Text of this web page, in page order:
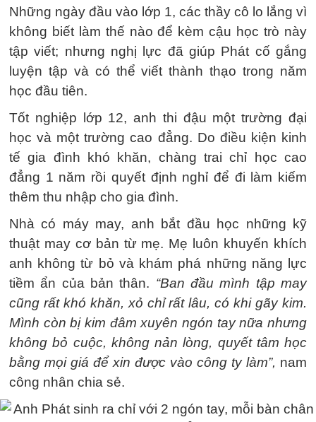
Những ngày đầu vào lớp 1, các thầy cô lo lắng vì
không biết làm thế nào để kèm cậu học trò này
tập viết; nhưng nghị lực đã giúp Phát cố gắng
luyện tập và có thể viết thành thạo trong năm
học đầu tiên.
Tốt nghiệp lớp 12, anh thi đậu một trường đại
học và một trường cao đẳng. Do điều kiện kinh
tế gia đình khó khăn, chàng trai chỉ học cao
đẳng 1 năm rồi quyết định nghỉ để đi làm kiếm
thêm thu nhập cho gia đình.
Nhà có máy may, anh bắt đầu học những kỹ
thuật may cơ bản từ mẹ. Mẹ luôn khuyến khích
anh không từ bỏ và khám phá những năng lực
tiềm ẩn của bản thân. “Ban đầu mình tập may
cũng rất khó khăn, xỏ chỉ rất lâu, có khi gãy kim.
Mình còn bị kim đâm xuyên ngón tay nữa nhưng
không bỏ cuộc, không nản lòng, quyết tâm học
bằng mọi giá để xin được vào công ty làm”, nam
công nhân chia sẻ.